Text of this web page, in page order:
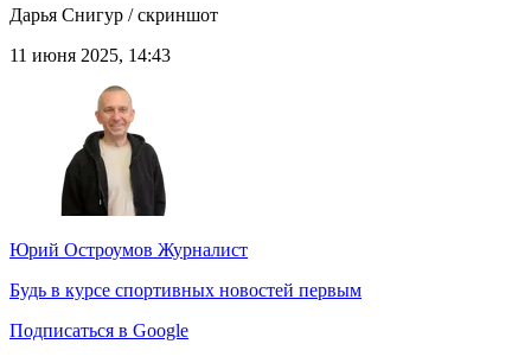
Дарья Снигур / скриншот
11 июня 2025, 14:43
Юрий Остроумов Журналист
Будь в курсе спортивных новостей первым
Подписаться в Google